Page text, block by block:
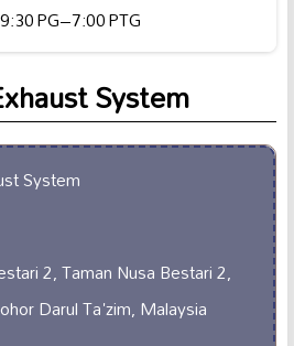
9:30 PG–7:00 PTG
System
2, Taman Nusa Bestari 2,
Darul Ta'zim, Malaysia